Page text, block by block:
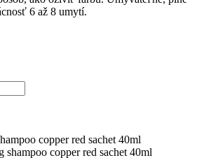
6 až 8 umytí.
copper red sachet 40ml